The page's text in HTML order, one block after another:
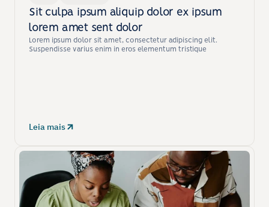
Sit culpa ipsum aliquip dolor ex ipsum
lorem amet sent dolor
Lorem ipsum dolor sit amet, consectetur adipiscing elit.
Suspendisse varius enim in eros elementum tristique
Leia mais